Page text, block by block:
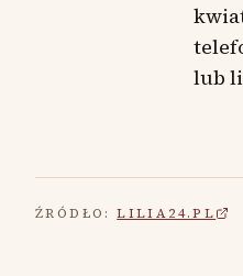
lub
ŹRÓDŁO: LILIA24.PL